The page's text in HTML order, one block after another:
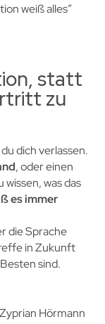
weiß alles”
statt
zu
dich verlassen.
, oder einen
wissen, was das
es immer
die Sprache
in Zukunft
sind.
Hörmann